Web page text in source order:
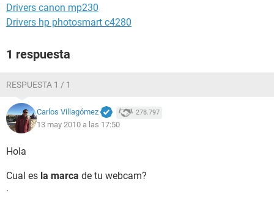
Drivers canon mp230
Drivers hp photosmart c4280
1 respuesta
RESPUESTA 1 / 1
Carlos Villagómez 278.797
13 may 2010 a las 17:50
Hola
Cual es la marca de tu webcam?
.